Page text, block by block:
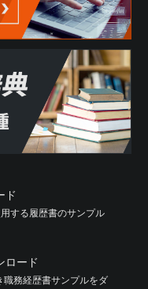
ド
する履歴書のサンプル
ロード
職務経歴書サンプルをダ